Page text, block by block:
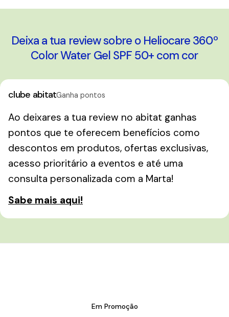
Deixa a tua review sobre o Heliocare 360º
Color Water Gel SPF 50+ com cor
clube abitatGanha pontos
Ao deixares a tua review no abitat ganhas
pontos que te oferecem benefícios como
descontos em produtos, ofertas exclusivas,
acesso prioritário a eventos e até uma
consulta personalizada com a Marta!
Sabe mais aqui!
Em Promoção